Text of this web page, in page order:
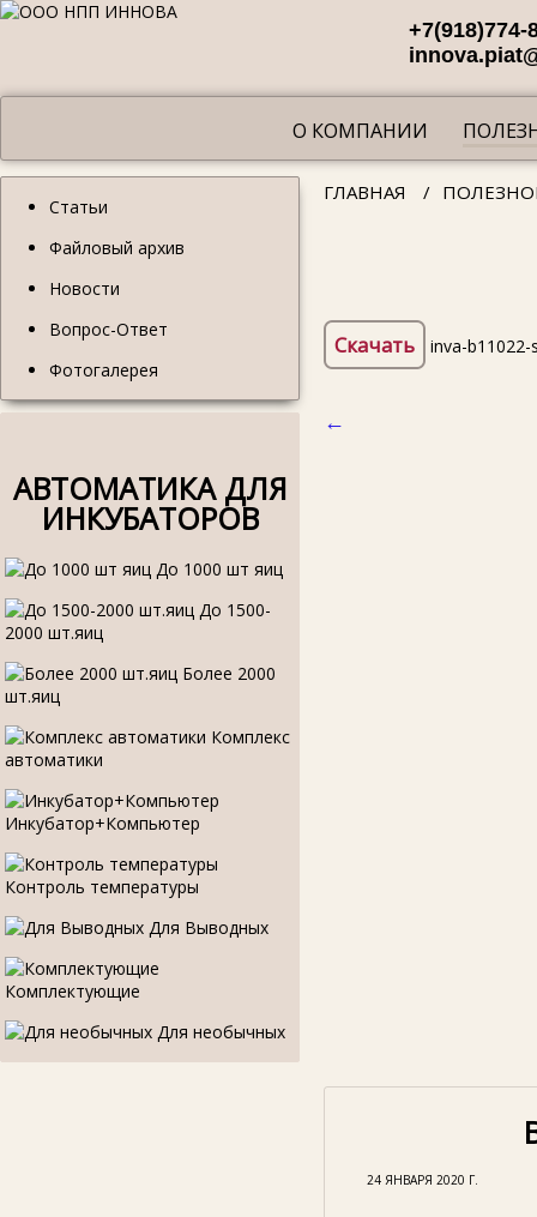
+7(918)774-
О КОМПАНИИ
Статьи
Файловый архив
Новости
Вопрос-Ответ
Фотогалерея
АВТОМАТИКА ДЛЯ
ИНКУБАТОРОВ
До 1000 шт яиц
До 1500-
2000 шт.яиц
Более 2000
шт.яиц
Комплекс
автоматики
Инкубатор+Компьютер
Контроль температуры
Для Выводных
Комплектующие
Для необычных
ГЛАВНАЯ /
Скачать inva-b11022-
←
24 ЯНВАРЯ 2020 Г.